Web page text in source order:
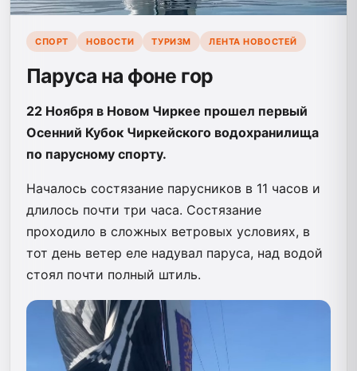
СПОРТ НОВОСТИ ТУРИЗМ ЛЕНТА НОВОСТЕЙ
Паруса на фоне гор
22 Ноября в Новом Чиркее прошел первый
Осенний Кубок Чиркейского водохранилища
по парусному спорту.
Началось состязание парусников в 11 часов и
длилось почти три часа. Состязание
проходило в сложных ветровых условиях, в
тот день ветер еле надувал паруса, над водой
стоял почти полный штиль.